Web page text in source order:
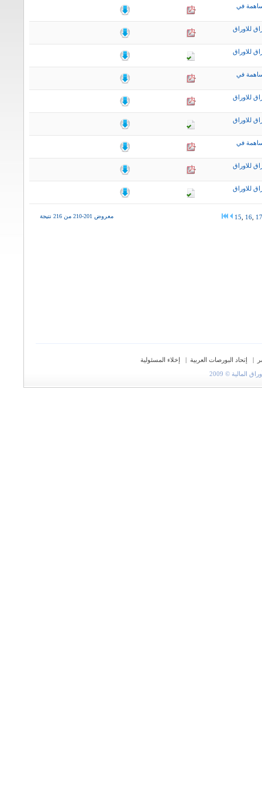
في
للاوراق
للاوراق
في
للاوراق
للاوراق
في
للاوراق
للاوراق
معروض 201-210 من 216 نتيجة 15 16 17
| إتحاد البورصات العربية |
إخلاء المسئولية
© 2009